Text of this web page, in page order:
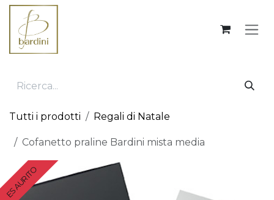
Passa al contenuto
Tutti i prodotti Regali di Natale
Cofanetto praline Bardini mista media
ESAURITO